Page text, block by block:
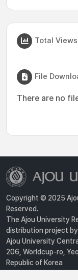
Total
File
There are no
Copyright © 2025
Reserved.
The Ajou University
distribution project
Ajou University
206, Worldcup-ro,
Republic of Korea